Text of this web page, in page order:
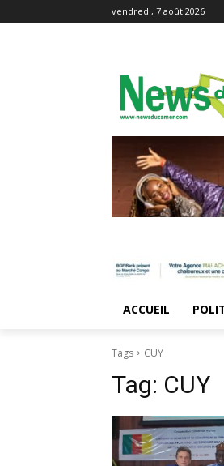
vendredi, 7 août 2026
ACCUEIL
Tags CUY
Tag: CUY